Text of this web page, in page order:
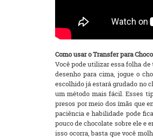
Como usar o Transfer para
Você pode utilizar essa folha
desenho para cima, jogue o
escolhido já estará grudado no
um método mais fácil. Esses
presos por meio dos ímãs que
paciência e habilidade pode
pouco de chocolate sobre ele e
isso ocorra, basta que você